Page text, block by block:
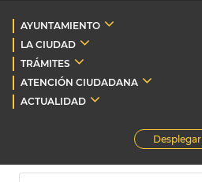
AYUNTAMIENTO
LA CIUDAD
TRÁMITES
ATENCIÓN CIUDADANA
ACTUALIDAD
Desplegar